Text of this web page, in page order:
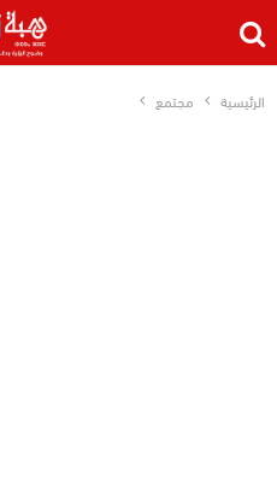
الرئيسية مجتمع